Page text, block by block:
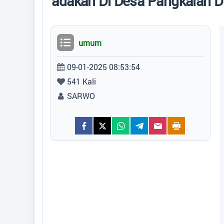
Generate Artikel
umum
09-01-2025 08:53:54
541 Kali
SARWO